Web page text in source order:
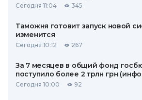
Сегодня 11:04 345
Таможня готовит запуск новой
изменится
Сегодня 10:12 267
За 7 месяцев в общий фонд
поступило более 2 трлн грн
Сегодня 10:00 92